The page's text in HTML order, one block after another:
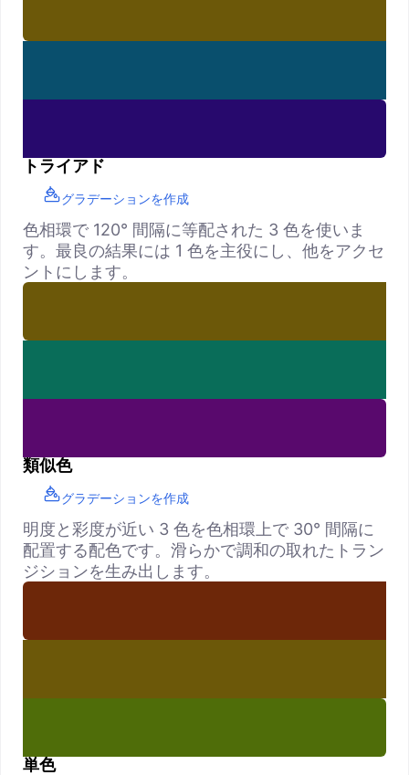
トライアド
グラデーションを作成
色相環で 120° 間隔に等配された 3 色を使いま
す。最良の結果には 1 色を主役にし、他をアクセ
ントにします。
類似色
グラデーションを作成
明度と彩度が近い 3 色を色相環上で 30° 間隔に
配置する配色です。滑らかで調和の取れたトラン
ジションを生み出します。
単色